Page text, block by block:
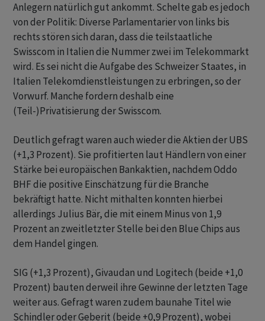
Anlegern natürlich gut ankommt. Schelte gab es jedoch
von der Politik: Diverse Parlamentarier von links bis
rechts stören sich daran, dass die teilstaatliche
Swisscom in Italien die Nummer zwei im Telekommarkt
wird. Es sei nicht die Aufgabe des Schweizer Staates, in
Italien Telekomdienstleistungen zu erbringen, so der
Vorwurf. Manche fordern deshalb eine
(Teil-)Privatisierung der Swisscom.
Deutlich gefragt waren auch wieder die Aktien der UBS
(+1,3 Prozent). Sie profitierten laut Händlern von einer
Stärke bei europäischen Bankaktien, nachdem Oddo
BHF die positive Einschätzung für die Branche
bekräftigt hatte. Nicht mithalten konnten hierbei
allerdings Julius Bär, die mit einem Minus von 1,9
Prozent an zweitletzter Stelle bei den Blue Chips aus
dem Handel gingen.
SIG (+1,3 Prozent), Givaudan und Logitech (beide +1,0
Prozent) bauten derweil ihre Gewinne der letzten Tage
weiter aus. Gefragt waren zudem baunahe Titel wie
Schindler oder Geberit (beide +0,9 Prozent), wobei